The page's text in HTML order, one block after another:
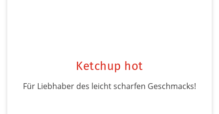
Ketchup hot
Für Liebhaber des leicht scharfen Geschmacks!